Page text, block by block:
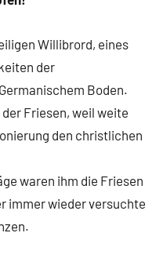
Willibrord, eines
der
Boden.
Friesen, weil weite
den christlichen
waren ihm die Friesen
immer wieder versuchte